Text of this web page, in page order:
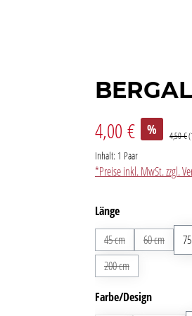
4,00 € % 4,50 €
Inhalt: 1 Paar
*Preise inkl. MwSt. zzgl.
Längeauswählen
45 cm(Diese Option ist
60 cm(Diese
200 cm(Diese Option ist
Farbe/Design